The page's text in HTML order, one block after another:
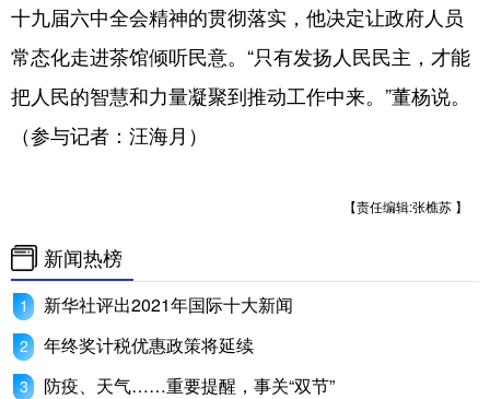
十九届六中全会精神的贯彻落实，他决定让政府人员
常态化走进茶馆倾听民意。“只有发扬人民民主，才能
把人民的智慧和力量凝聚到推动工作中来。”董杨说。
（参与记者：汪海月）
【责任编辑:张樵苏 】
新闻热榜
新华社评出2021年国际十大新闻
年终奖计税优惠政策将延续
防疫、天气……重要提醒，事关“双节”